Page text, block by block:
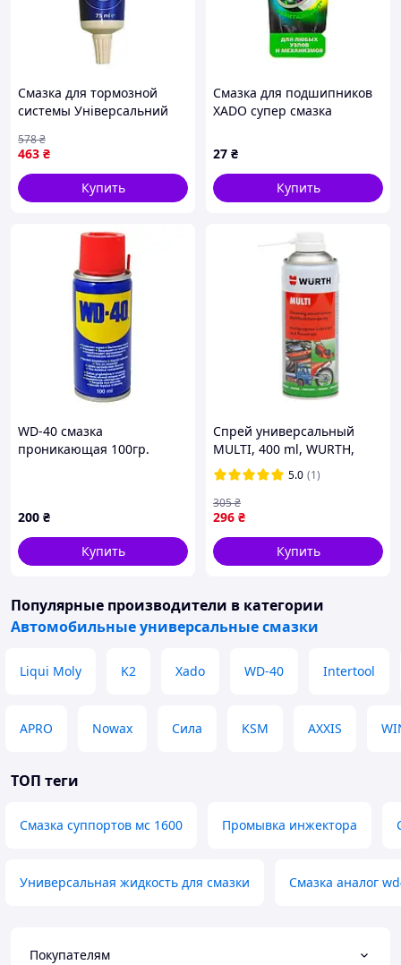
Смазка для тормозной
системы Універсальний
Plastilube 75ml,03.9902-
1002.2
463 ₴
578₴
Купить
Смазка для подшипников
XADO супер смазка
27 ₴
Купить
WD-40 смазка
проникающая 100гр.
200 ₴
Купить
Спрей универсальный
MULTI, 400 ml, WURTH,
(арт. 089305540)
5.0 (1)
296 ₴
305₴
Купить
Популярные производители в категории
Автомобильные универсальные смазки
Liqui Moly K2 Xado WD-40 Intertool
APRO Nowax Сила KSM AXXIS
ТОП теги
Смазка суппортов мс 1600 Промывка инжектора
Универсальная жидкость для смазки Смазка аналог
Покупателям